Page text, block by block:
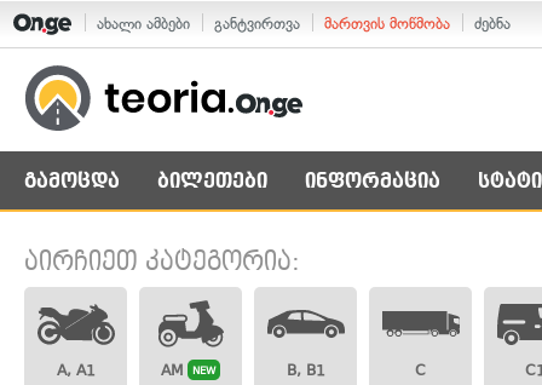
ახალი ამბები განტვირთვა მართვის მოწმობა ძებნა
გამოცდა ბილეთები ინფორმაცია
აირჩიეთ კატეგორია:
A, A1 AM NEW B, B1 C